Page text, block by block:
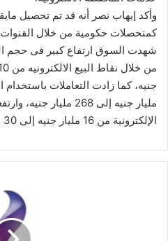
شهدت السوق ارتفاع كبير فى حجم
مليار جنيه إلى 268
الإلكترونية من 16 مليار جنيه إلى 30 مليار جنيه.